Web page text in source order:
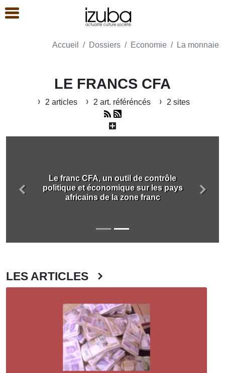
Accueil Dossiers Economie La monnaie
LE FRANCS CFA
2 articles 2 art. référéncés 2 sites
Le franc CFA, un outil de contrôle
politique et économique sur les pays
africains de la zone franc
Précédent
LES ARTICLES